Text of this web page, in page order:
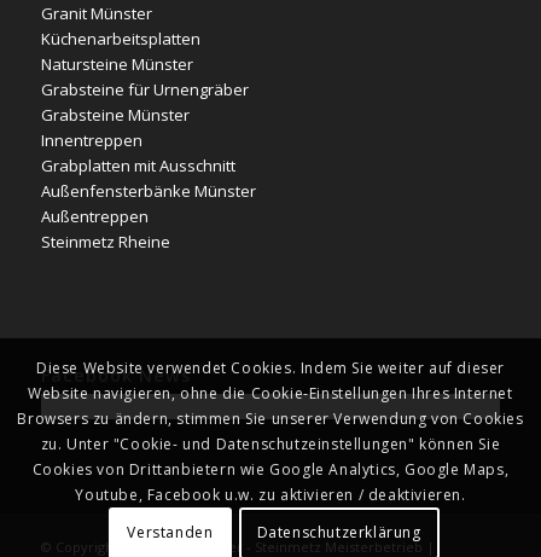
Granit Münster
Küchenarbeitsplatten
Natursteine Münster
Grabsteine für Urnengräber
Grabsteine Münster
Innentreppen
Grabplatten mit Ausschnitt
Außenfensterbänke Münster
Außentreppen
Steinmetz Rheine
Facebook News
© Copyright - Naturstein Kläver - Steinmetz Meisterbetrieb |
Diese Website verwendet Cookies. Indem Sie weiter auf dieser
Website navigieren, ohne die Cookie-Einstellungen Ihres Internet
Browsers zu ändern, stimmen Sie unserer Verwendung von Cookies
zu. Unter "Cookie- und Datenschutzeinstellungen" können Sie
Cookies von Drittanbietern wie Google Analytics, Google Maps,
Youtube, Facebook u.w. zu aktivieren / deaktivieren.
Verstanden
Datenschutzerklärung